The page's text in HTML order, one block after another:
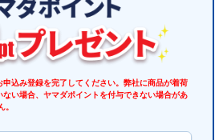
込み登録を完了してください。弊社に商品が着荷
ない場合、ヤマダポイントを付与できない場合があ
。